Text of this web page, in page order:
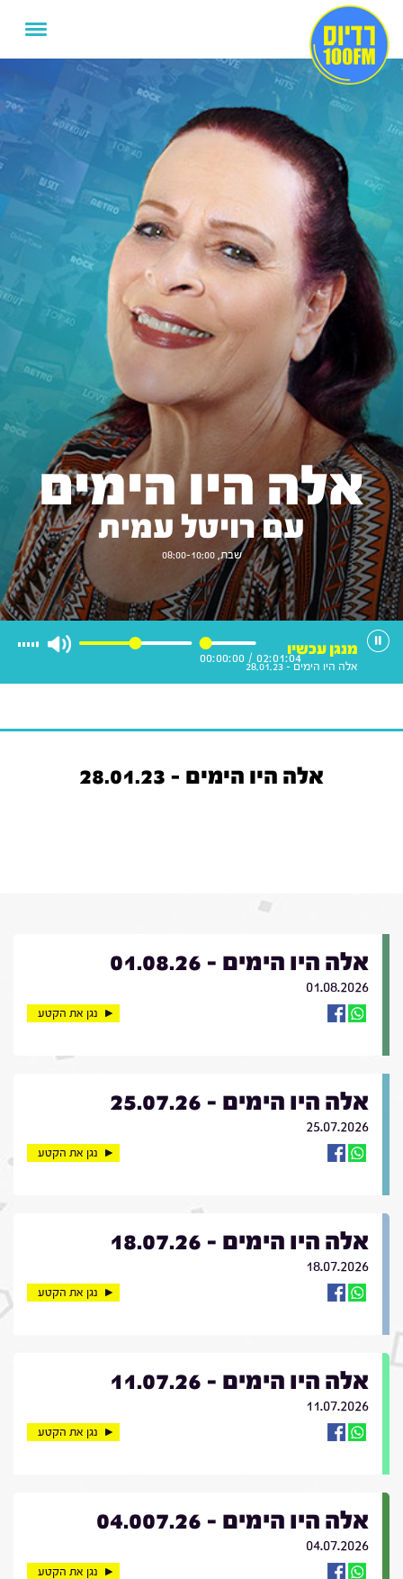
אלה היו הימים
עם רויטל עמית
שבת, 08:00-10:00
02:01:04
/
00:00:00
מנגן עכשיו
אלה היו הימים - 28.01.23
אלה היו הימים - 28.01.23
אלה היו הימים - 01.08.26
01.08.2026
נגן את הקטע
אלה היו הימים - 25.07.26
25.07.2026
נגן את הקטע
אלה היו הימים - 18.07.26
18.07.2026
נגן את הקטע
אלה היו הימים - 11.07.26
11.07.2026
נגן את הקטע
אלה היו הימים - 04.007.26
04.07.2026
נגן את הקטע